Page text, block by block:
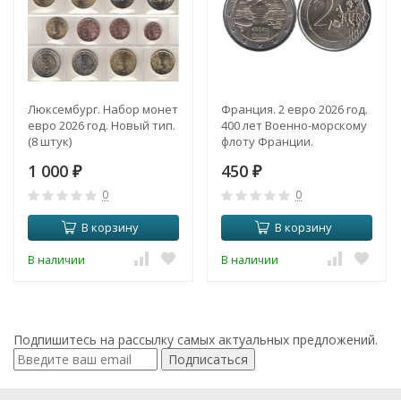
Люксембург. Набор монет
евро 2026 год. Новый тип.
(8 штук)
1 000 ₽
0
В корзину
В наличии
Франция. 2 евро 2026 год.
400 лет Военно-морскому
флоту Франции.
450 ₽
0
В корзину
В наличии
Подпишитесь на рассылку самых актуальных предложений.
Подписаться